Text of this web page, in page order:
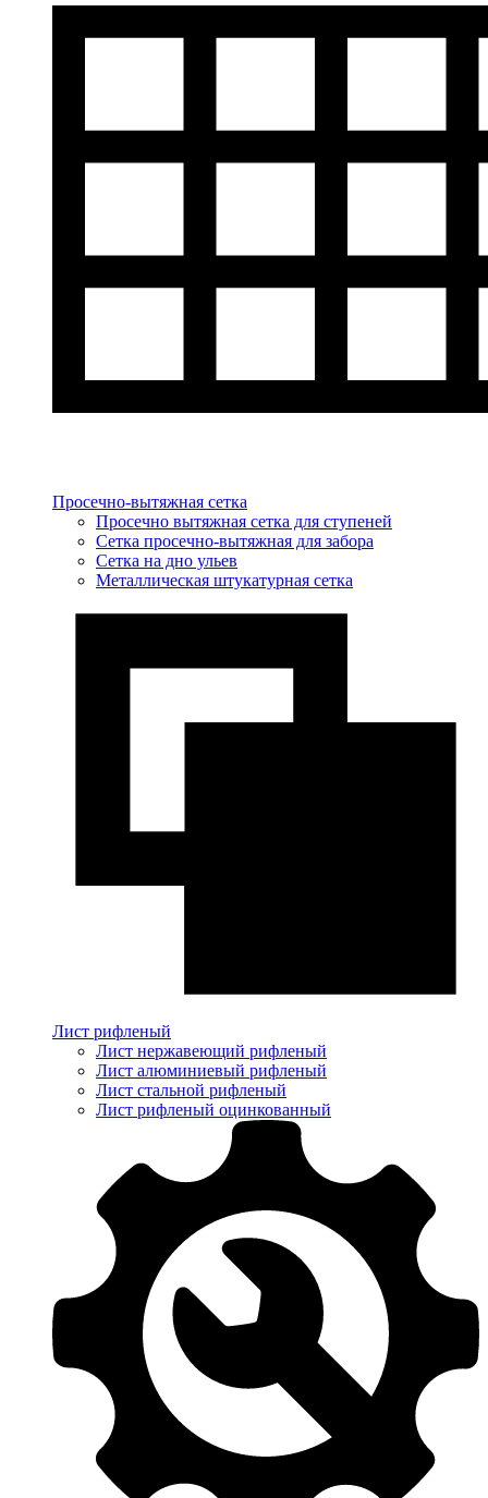
Просечно-вытяжная сетка
Просечно вытяжная сетка для ступеней
Сетка просечно-вытяжная для забора
Сетка на дно ульев
Металлическая штукатурная сетка
Лист рифленый
Лист нержавеющий рифленый
Лист алюминиевый рифленый
Лист стальной рифленый
Лист рифленый оцинкованный